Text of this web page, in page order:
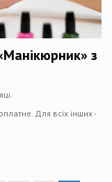
з
Для всіх інших -